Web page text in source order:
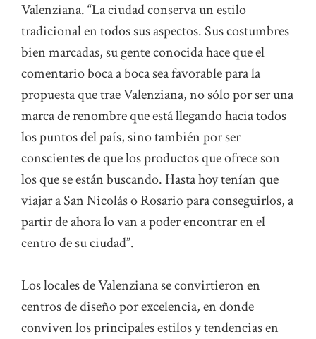
Valenziana. “La ciudad conserva un estilo
tradicional en todos sus aspectos. Sus costumbres
bien marcadas, su gente conocida hace que el
comentario boca a boca sea favorable para la
propuesta que trae Valenziana, no sólo por ser una
marca de renombre que está llegando hacia todos
los puntos del país, sino también por ser
conscientes de que los productos que ofrece son
los que se están buscando. Hasta hoy tenían que
viajar a San Nicolás o Rosario para conseguirlos, a
partir de ahora lo van a poder encontrar en el
centro de su ciudad”.
Los locales de Valenziana se convirtieron en
centros de diseño por excelencia, en donde
conviven los principales estilos y tendencias en